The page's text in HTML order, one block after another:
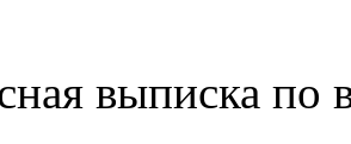
выписка